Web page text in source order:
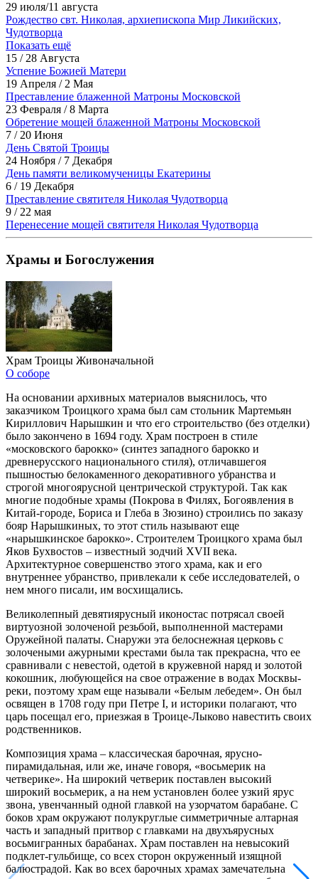
29 июля/11 августа
Рождество свт. Николая, архиепископа Мир Ликийских,
Чудотворца
Показать ещё
15 / 28 Августа
Успение Божией Матери
19 Апреля / 2 Мая
Преставление блаженной Матроны Московской
23 Февраля / 8 Марта
Обретение мощей блаженной Матроны Московской
7 / 20 Июня
День Святой Троицы
24 Ноября / 7 Декабря
День памяти великомученицы Екатерины
6 / 19 Декабря
Преставление святителя Николая Чудотворца
9 / 22 мая
Перенесение мощей святителя Николая Чудотворца
Храмы и Богослужения
Храм Троицы Живоначальной
О соборе
На основании архивных материалов выяснилось, что
заказчиком Троицкого храма был сам стольник Мартемьян
Кириллович Нарышкин и что его строительство (без отделки)
было закончено в 1694 году. Храм построен в стиле
«московского барокко» (синтез западного барокко и
древнерусского национального стиля), отличавшегоя
пышностью белокаменного декоративного убранства и
строгой многоярусной центрической структурой. Так как
многие подобные храмы (Покрова в Филях, Богоявления в
Китай-городе, Бориса и Глеба в Зюзино) строились по заказу
бояр Нарышкиных, то этот стиль называют еще
«нарышкинское барокко». Строителем Троицкого храма был
Яков Бухвостов – известный зодчий XVII века.
Архитектурное совершенство этого храма, как и его
внутреннее убранство, привлекали к себе исследователей, о
нем много писали, им восхищались.
Великолепный девятиярусный иконостас потрясал своей
виртуозной золоченой резьбой, выполненной мастерами
Оружейной палаты. Снаружи эта белоснежная церковь с
золочеными ажурными крестами была так прекрасна, что ее
сравнивали с невестой, одетой в кружевной наряд и золотой
кокошник, любующейся на свое отражение в водах Москвы-
реки, поэтому храм еще называли «Белым лебедем». Он был
освящен в 1708 году при Петре I, и историки полагают, что
царь посещал его, приезжая в Троице-Лыково навестить своих
родственников.
Композиция храма – классическая барочная, ярусно-
пирамидальная, или же, иначе говоря, «восьмерик на
четверике». На широкий четверик поставлен высокий
широкий восьмерик, а на нем установлен более узкий ярус
звона, увенчанный одной главкой на узорчатом барабане. С
боков храм окружают полукруглые симметричные алтарная
часть и западный притвор с главками на двухъярусных
восьмигранных барабанах. Храм поставлен на невысокий
подклет-гульбище, со всех сторон окруженный изящной
балюстрадой. Как во всех барочных храмах замечательна